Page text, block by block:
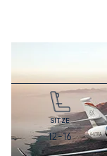
SITZE
12-16